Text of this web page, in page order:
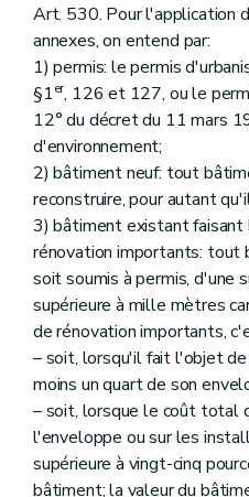
Art. 530. Pour l'application
annexes, on entend par:
1) permis: le permis
§1er, 126 et 127, ou le
12° du décret du 11 mars
d'environnement;
2) bâtiment neuf: tout
reconstruire, pour autant
3) bâtiment existant
rénovation importants: tout
soit soumis à permis, d'une
supérieure à mille mètres
de rénovation importants,
– soit, lorsqu'il fait l'objet
moins un quart de son
– soit, lorsque le coût total
l'enveloppe ou sur les
supérieure à vingt-cinq
bâtiment; la valeur du